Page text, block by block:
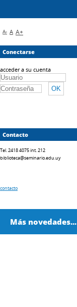
A- A A+
Conectarse
acceder a su cuenta
Contacto
Tel. 2418 4075 int. 212
biblioteca@seminario.edu.uy
contacto
Más novedades...